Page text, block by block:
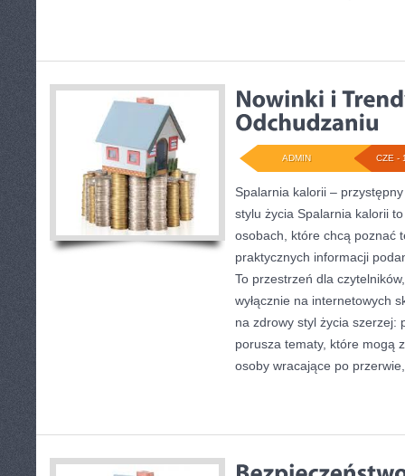
CZE -
ADMIN
Spalarnia kalorii –
stylu życia Spalarnia kalorii
osobach, które chcą poznać
praktycznych informacji
To przestrzeń dla
wyłącznie na internetowych
na zdrowy styl życia szerzej:
porusza tematy, które mogą
osoby wracające po